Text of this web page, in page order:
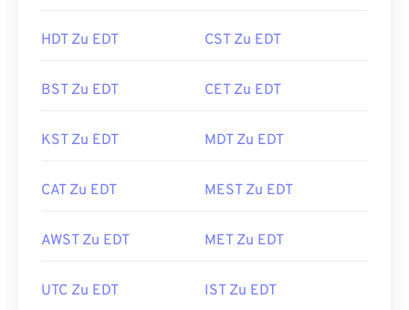
HDT Zu EDT CST Zu EDT
BST Zu EDT CET Zu EDT
KST Zu EDT MDT Zu EDT
CAT Zu EDT MEST Zu EDT
AWST Zu EDT MET Zu EDT
UTC Zu EDT IST Zu EDT